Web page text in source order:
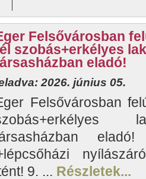
Felsővárosban
szobás+erkélyes
eladó!
2026. június 05.
Felsővárosban
9. ... Részletek...